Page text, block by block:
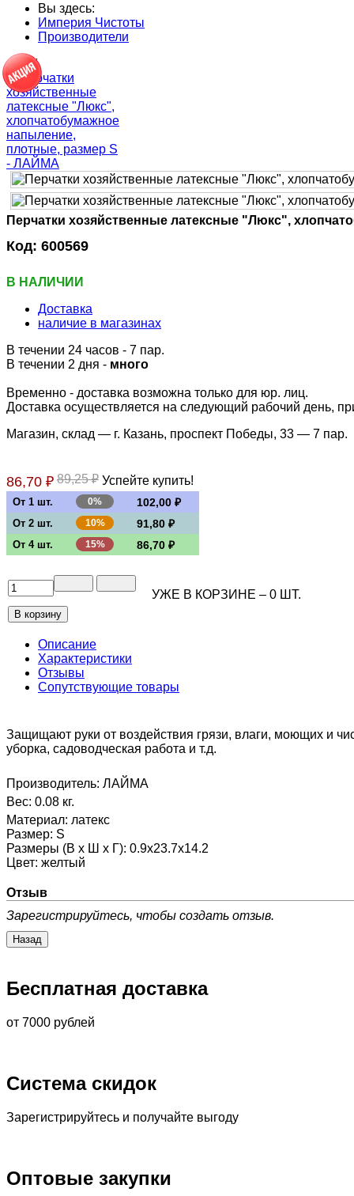
Вы здесь:
Империя Чистоты
Производители
--14%
Перчатки хозяйственные латексные "Люкс",
Код: 600569
В НАЛИЧИИ
Доставка
наличие в магазинах
В течении 24 часов - 7 пар.
В течении 2 дня - много
Временно - доставка возможна только для юр. лиц.
Доставка осуществляется на следующий рабочий день,
Магазин, склад — г. Казань, проспект Победы, 33 — 7 пар.
86,70 ₽ 89,25 ₽ Успейте купить!
От 1 шт. 0% 102,00 ₽
От 2 шт. 10% 91,80 ₽
От 4 шт. 15% 86,70 ₽
УЖЕ В КОРЗИНЕ – 0 ШТ.
Описание
Характеристики
Отзывы
Сопутствующие товары
Защищают руки от воздействия грязи, влаги, моющих и
уборка, садоводческая работа и т.д.
Производитель: ЛАЙМА
Вес: 0.08 кг.
Материал: латекс
Размер: S
Размеры (В х Ш х Г): 0.9x23.7x14.2
Цвет: желтый
Отзыв
Зарегистрируйтесь, чтобы создать отзыв.
Бесплатная доставка
от 7000 рублей
Система скидок
Зарегистрируйтесь и получайте выгоду
Оптовые закупки